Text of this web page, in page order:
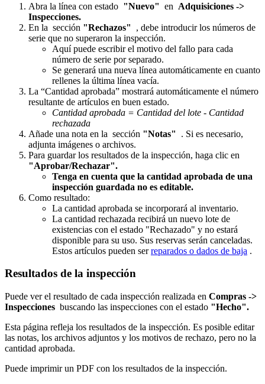
Abra la línea con estado "Nuevo" en Adquisiciones ->
Inspecciones.
En la sección "Rechazos"
, debe introducir los números de
serie que no superaron la inspección.
Aquí puede escribir el motivo del fallo para cada
número de serie por separado.
Se generará una nueva línea automáticamente en cuanto
rellenes la última línea vacía.
La “Cantidad aprobada” mostrará automáticamente el número
resultante de artículos en buen estado.
Cantidad aprobada = Cantidad del lote - Cantidad
rechazada
Añade una nota en la sección "Notas"
. Si es necesario,
adjunta imágenes o archivos.
Para guardar los resultados de la inspección, haga clic en
"Aprobar/Rechazar".
Tenga en cuenta que la cantidad aprobada de una
inspección guardada no es editable.
Como resultado:
La cantidad aprobada se incorporará al inventario.
La cantidad rechazada recibirá un nuevo lote de
existencias con el estado "Rechazado" y no estará
disponible para su uso. Sus reservas serán canceladas.
Estos artículos pueden serreparados o dados de baja .
Resultados de la inspección
Puede ver el resultado de cada inspección realizada en Compras ->
Inspecciones buscando las inspecciones con el estado "Hecho".
Esta página refleja los resultados de la inspección. Es posible editar
las notas, los archivos adjuntos y los motivos de rechazo, pero no la
cantidad aprobada.
Puede imprimir un PDF con los resultados de la inspección.